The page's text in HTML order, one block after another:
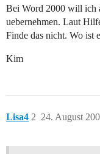
Bei Word 2000 will ich
uebernehmen. Laut
Finde das nicht. Wo ist
Kim
Lisa4 24. August
2